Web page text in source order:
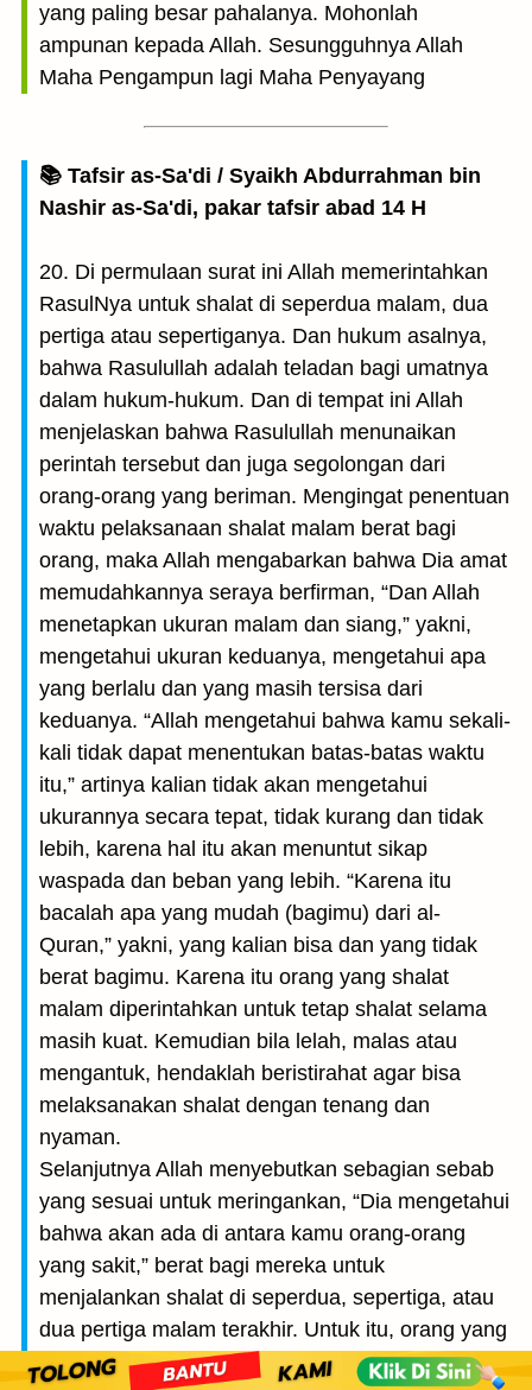
yang paling besar pahalanya. Mohonlah
ampunan kepada Allah. Sesungguhnya Allah
Maha Pengampun lagi Maha Penyayang
📚 Tafsir as-Sa'di / Syaikh Abdurrahman bin
Nashir as-Sa'di, pakar tafsir abad 14 H
20. Di permulaan surat ini Allah memerintahkan
RasulNya untuk shalat di seperdua malam, dua
pertiga atau sepertiganya. Dan hukum asalnya,
bahwa Rasulullah adalah teladan bagi umatnya
dalam hukum-hukum. Dan di tempat ini Allah
menjelaskan bahwa Rasulullah menunaikan
perintah tersebut dan juga segolongan dari
orang-orang yang beriman. Mengingat penentuan
waktu pelaksanaan shalat malam berat bagi
orang, maka Allah mengabarkan bahwa Dia amat
memudahkannya seraya berfirman, “Dan Allah
menetapkan ukuran malam dan siang,” yakni,
mengetahui ukuran keduanya, mengetahui apa
yang berlalu dan yang masih tersisa dari
keduanya. “Allah mengetahui bahwa kamu sekali-
kali tidak dapat menentukan batas-batas waktu
itu,” artinya kalian tidak akan mengetahui
ukurannya secara tepat, tidak kurang dan tidak
lebih, karena hal itu akan menuntut sikap
waspada dan beban yang lebih. “Karena itu
bacalah apa yang mudah (bagimu) dari al-
Quran,” yakni, yang kalian bisa dan yang tidak
berat bagimu. Karena itu orang yang shalat
malam diperintahkan untuk tetap shalat selama
masih kuat. Kemudian bila lelah, malas atau
mengantuk, hendaklah beristirahat agar bisa
melaksanakan shalat dengan tenang dan
nyaman.
Selanjutnya Allah menyebutkan sebagian sebab
yang sesuai untuk meringankan, “Dia mengetahui
bahwa akan ada di antara kamu orang-orang
yang sakit,” berat bagi mereka untuk
menjalankan shalat di seperdua, sepertiga, atau
dua pertiga malam terakhir. Untuk itu, orang yang
sakit hendaklah shalat sebatas kemampuannya.